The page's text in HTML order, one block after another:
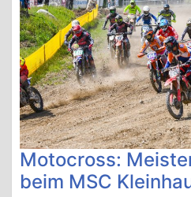
Motocross:
beim MSC